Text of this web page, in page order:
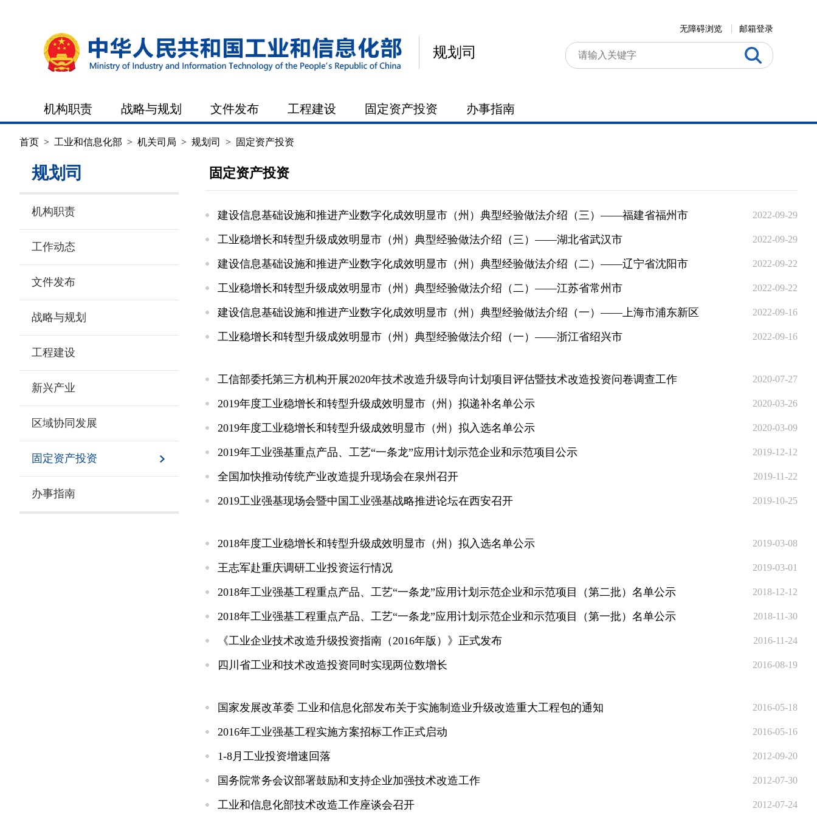
规划司
邮箱登录
无障碍浏览
机构职责 战略与规划 文件发布 工程建设 固定资产投资 办事指南
首页 > 工业和信息化部 > 机关司局 > 规划司 > 固定资产投资
规划司
机构职责
工作动态
文件发布
战略与规划
工程建设
新兴产业
区域协同发展
固定资产投资
办事指南
固定资产投资
建设信息基础设施和推进产业数字化成效明显市（州）典型经验做法介绍（三）——福建省福州市 2022-09-29
工业稳增长和转型升级成效明显市（州）典型经验做法介绍（三）——湖北省武汉市 2022-09-29
建设信息基础设施和推进产业数字化成效明显市（州）典型经验做法介绍（二）——辽宁省沈阳市 2022-09-22
工业稳增长和转型升级成效明显市（州）典型经验做法介绍（二）——江苏省常州市 2022-09-22
建设信息基础设施和推进产业数字化成效明显市（州）典型经验做法介绍（一）——上海市浦东新区 2022-09-16
工业稳增长和转型升级成效明显市（州）典型经验做法介绍（一）——浙江省绍兴市 2022-09-16
工信部委托第三方机构开展2020年技术改造升级导向计划项目评估暨技术改造投资问卷调查工作 2020-07-27
2019年度工业稳增长和转型升级成效明显市（州）拟递补名单公示 2020-03-26
2019年度工业稳增长和转型升级成效明显市（州）拟入选名单公示 2020-03-09
2019年工业强基重点产品、工艺“一条龙”应用计划示范企业和示范项目公示 2019-12-12
全国加快推动传统产业改造提升现场会在泉州召开 2019-11-22
2019工业强基现场会暨中国工业强基战略推进论坛在西安召开 2019-10-25
2018年度工业稳增长和转型升级成效明显市（州）拟入选名单公示 2019-03-08
王志军赴重庆调研工业投资运行情况 2019-03-01
2018年工业强基工程重点产品、工艺“一条龙”应用计划示范企业和示范项目（第二批）名单公示 2018-12-12
2018年工业强基工程重点产品、工艺“一条龙”应用计划示范企业和示范项目（第一批）名单公示 2018-11-30
《工业企业技术改造升级投资指南（2016年版）》正式发布 2016-11-24
四川省工业和技术改造投资同时实现两位数增长 2016-08-19
国家发展改革委 工业和信息化部发布关于实施制造业升级改造重大工程包的通知 2016-05-18
2016年工业强基工程实施方案招标工作正式启动 2016-05-16
1-8月工业投资增速回落 2012-09-20
国务院常务会议部署鼓励和支持企业加强技术改造工作 2012-07-30
工业和信息化部技术改造工作座谈会召开 2012-07-24